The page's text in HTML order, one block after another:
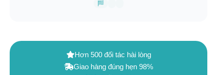
Hơn 500 đối tác hài lòng
Giao hàng đúng hẹn 98%